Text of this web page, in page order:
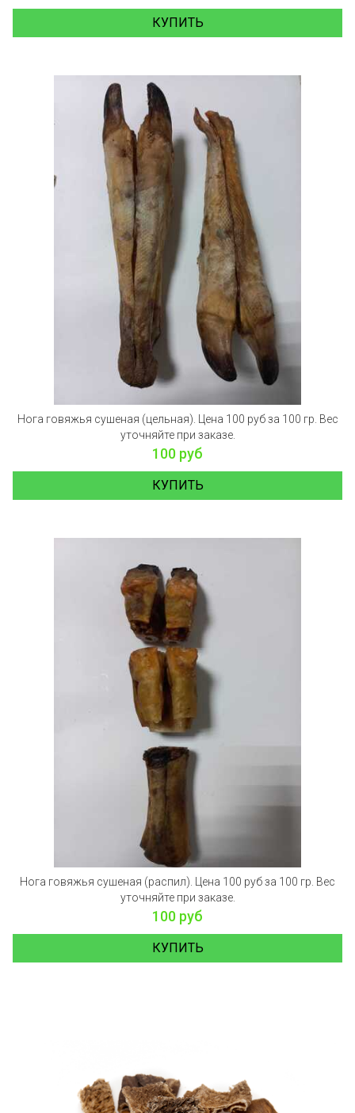
КУПИТЬ
Нога говяжья сушеная (цельная). Цена 100 руб за 100 гр. Вес
уточняйте при заказе.
100 руб
КУПИТЬ
Нога говяжья сушеная (распил). Цена 100 руб за 100 гр. Вес
уточняйте при заказе.
100 руб
КУПИТЬ